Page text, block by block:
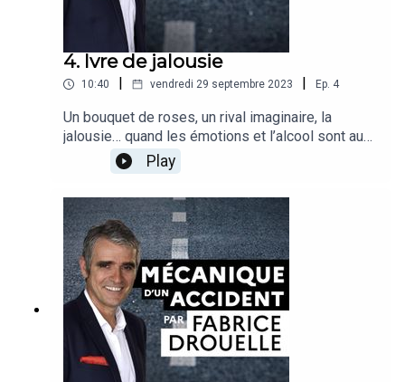
4. Ivre de jalousie
10:40 vendredi 29 septembre 2023 Ep. 4
Un bouquet de roses, un rival imaginaire, la
jalousie… quand les émotions et l’alcool sont au
volant, il n’y a plus vraiment de conducteur. Avec
Fabrice Drouelle et son invité, suivez la journée
chaotique et dramatique d’un homme dépassé par
ses tourments intérieurs.Récit : Fabrice
DrouelleInvité : Stéphane Buffat, médecin,
directeur du laboratoire d’accidentologie de
biomécanique et du comportement humain
Play